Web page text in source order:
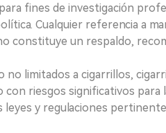
fines de investigación
Cualquier referencia a
constituye un respaldo,
no limitados a cigarrillos,
riesgos significativos para
leyes y regulaciones